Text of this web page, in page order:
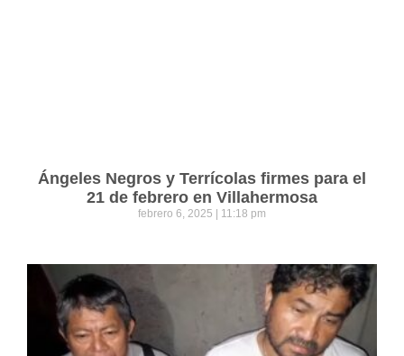
Ángeles Negros y Terrícolas firmes para el
21 de febrero en Villahermosa
febrero 6, 2025 11:18 pm